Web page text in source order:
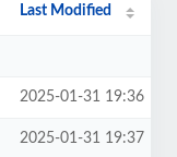
Last Modified
2025-01-31 19:36
2025-01-31 19:37